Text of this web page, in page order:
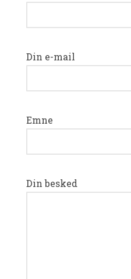
Din e-mail
Emne
Din besked